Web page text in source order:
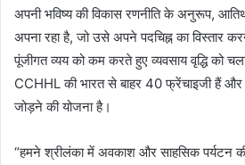
अपनी भविष्य की विकास रणनीति के अनुरूप,
अपना रहा है, जो उसे अपने पदचिह्न का विस्तार
पूंजीगत व्यय को कम करते हुए व्यवसाय वृद्धि को
CCHHL की भारत से बाहर 40 फ्रेंचाइजी हैं
जोड़ने की योजना है।
“हमने श्रीलंका में अवकाश और साहसिक